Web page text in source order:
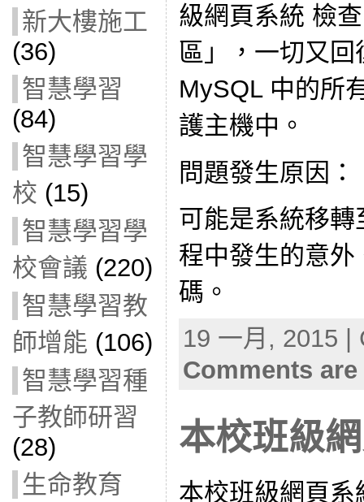
新大樓施工
(36)
智慧學習
(84)
智慧學習學
校 (15)
智慧學習學
校會議 (220)
智慧學習教
師增能 (106)
智慧學習種
子教師研習
(28)
生命教育
級網頁系統 檢
區」，一切又
MySQL 中的所
護主機中。
問題發生原因：
可能是系統移
程中發生的意
碼。
19 一月, 2015
Comments
本校班級
本校班級網頁系